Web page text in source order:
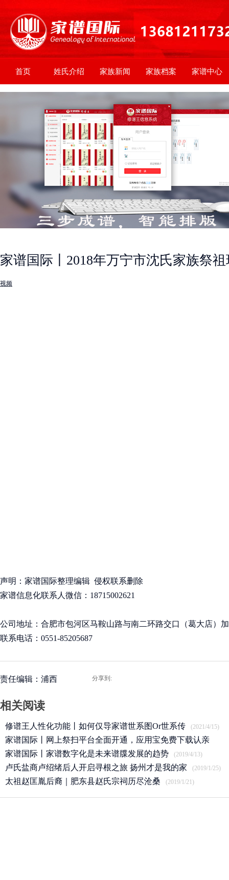
首页 姓氏介绍 家族新闻 家族档案 家谱中心
家谱国际丨2018年万宁市沈氏家族祭
视频
声明：家谱国际整理编辑 侵权联系删除
家谱信息化联系人微信：18715002621
公司地址：合肥市包河区马鞍山路与南二环路交口（葛大店）
联系电话：0551-85205687
责任编辑：浦西 分享到:
相关阅读
修谱王人性化功能丨如何仅导家谱世系图Or世系传 (2021/4/15)
家谱国际丨网上祭扫平台全面开通，应用宝免费下载认亲
APP
(2020/3/25)
家谱国际丨家谱数字化是未来谱牒发展的趋势 (2019/4/13)
卢氏盐商卢绍绪后人开启寻根之旅 扬州才是我的家 (2019/1/25)
太祖赵匡胤后裔｜肥东县赵氏宗祠历尽沧桑 (2019/1/21)